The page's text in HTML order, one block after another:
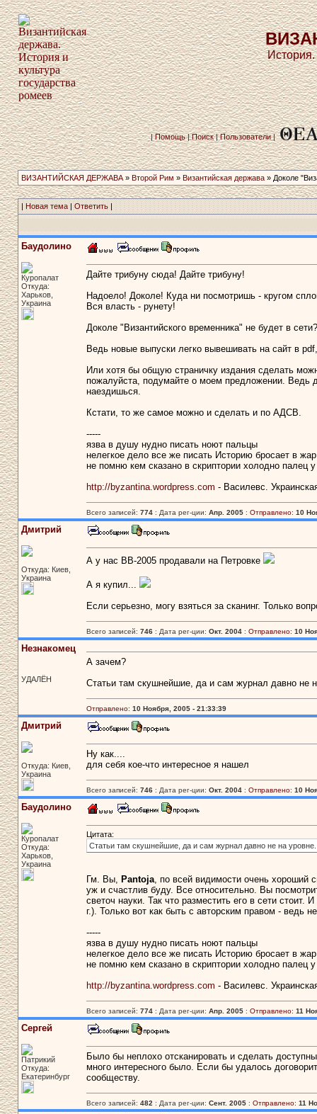
|Помощь|Поиск|Пользователи|
ВИЗАНТИЙСКАЯ ДЕРЖАВА» Второй Рим » Византийская держава» Доколе
| Новая тема|Ответить|
Баудолино
Куропалат
Откуда:
Харьков,
Украина
Дайте трибуну сюда! Дайте трибуну!
Надоело! Доколе! Куда ни посмотришь - кругом
Вся власть - рунету!
Доколе "Византийского временника" не будет в сети?
Ведь новые выпуски легко вывешивать на сайт в
Или хотя бы общую страничку издания сделать
пожалуйста, подумайте о моем предложении. Ведь
наездишься.
Кстати, то же самое можно и сделать и по АДСВ.
-----
язва в душу нудно писать ноют пальцы
нелегкое дело все же писать Историю бросает в
не помню кем сказано в скриптории холодно палец
http://byzantina.wordpress.com - Василевс.
Всего записей: 774: Дата рег-ции: Апр. 2005: Отправлено: 10
Дмитрий
Откуда: Киев,
Украина
А у нас ВВ-2005 продавали на Петровке
А я купил...
Если серьезно, могу взяться за сканинг. Только
Всего записей: 746: Дата рег-ции: Окт. 2004: Отправлено: 10
Незнакомец
УДАЛЁН
А зачем?
Статьи там скушнейшие, да и сам журнал давно не
Отправлено: 10 Ноября, 2005 - 21:33:39
Дмитрий
Откуда: Киев,
Украина
Ну как....
для себя кое-что интересное я нашел
Всего записей: 746: Дата рег-ции: Окт. 2004: Отправлено: 10
Баудолино
Куропалат
Откуда:
Харьков,
Украина
Цитата:
Статьи там скушнейшие, да и сам журнал давно не на уровне.
Гм. Вы, Pantoja, по всей видимости очень хороший
уж и счастлив буду. Все относительно. Вы
светоч науки. Так что разместить его в сети
г.). Только вот как быть с авторским правом - ведь
-----
язва в душу нудно писать ноют пальцы
нелегкое дело все же писать Историю бросает в
не помню кем сказано в скриптории холодно палец
http://byzantina.wordpress.com - Василевс.
Всего записей: 774: Дата рег-ции: Апр. 2005: Отправлено: 11
Сергей
Патрикий
Откуда:
Екатеринбург
Было бы неплохо отсканировать и сделать
много интересного было. Если бы удалось
сообществу.
Всего записей: 482 : Дата рег-ции: Сент. 2005: Отправлено: 11